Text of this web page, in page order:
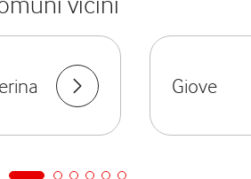
Giove